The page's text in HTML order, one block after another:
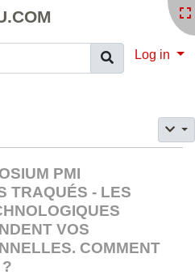
Log in
PMI
TRAQUÉS - LES
VOS
COMMENT